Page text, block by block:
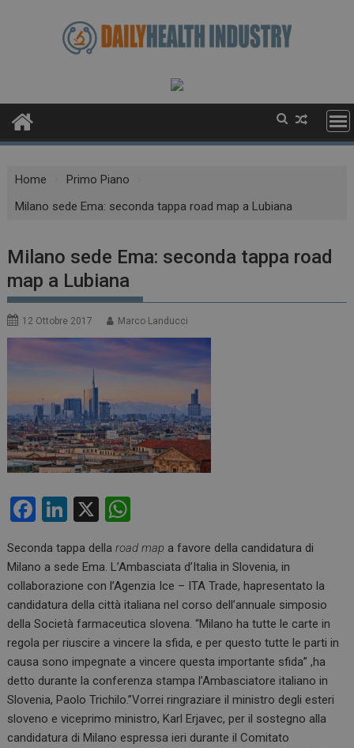
Home
Primo Piano
Milano sede Ema: seconda tappa road map a Lubiana
Milano sede Ema: seconda tappa road
map a Lubiana
12 Ottobre 2017 Marco Landucci
F
ce
b
o
o
k
Li
ke
dI
n
X
at
s
A
p
p
Seconda tappa dellaroad map a favore della candidatura di
Milano a sede Ema. L’Ambasciata d’Italia in Slovenia, in
collaborazione con l’Agenzia Ice – ITA Trade, hapresentato la
candidatura della città italiana nel corso dell’annuale simposio
della Società farmaceutica slovena. “Milano ha tutte le carte in
regola per riuscire a vincere la sfida, e per questo tutte le parti in
causa sono impegnate a vincere questa importante sfida” ,ha
detto durante la conferenza stampa l’Ambasciatore italiano in
Slovenia, Paolo Trichilo.”Vorrei ringraziare il ministro degli esteri
sloveno e viceprimo ministro, Karl Erjavec, per il sostegno alla
candidatura di Milano espressa ieri durante il Comitato